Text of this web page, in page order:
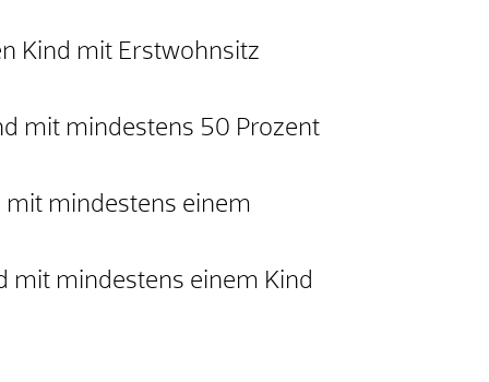
Kind mit Erstwohnsitz
mit mindestens 50 Prozent
mit mindestens einem
mit mindestens einem Kind